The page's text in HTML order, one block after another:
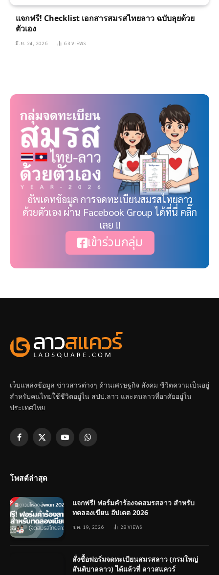
แจกฟรี! Checklist เอกสารสมรสไทยลาว ฉบับลุยด้วย
ตัวเอง
มิ.ย. 24, 2026 63VIEWS
อัพเดทข้อมูล การจดทะเบียนสมรสไทยลาว
ด้วยตัวเอง ผ่าน Facebook Group ได้ที่นี่ คลิ๊ก
เลย !!
เข้าร่วมกลุ่ม
เว็บแหล่งข้อมูล ข่าวสารต่างๆ ด้านเศรษฐกิจ สังคม ชีวิตความเป็นอยู่
สำหรับคนไทยใช้ชีวิตอยู่ใน สปป.ลาว และคนลาวที่อาศัยอยู่ใน
ประเทศไทย
Facebook
X
YouTubeWhatsApp
โพสต์ล่าสุด
แจกฟรี! ฟอร์มคำร้องจดสมรสลาว สำหรับ
ทดลองเขียน อัปเดต 2026
ก.ค. 19, 2026 28VIEWS
สั่งซื้อฟอร์มจดทะเบียนสมรสลาว (กรมใหญ่
สันติบาลลาว) ได้แล้วที่ ลาวสแควร์